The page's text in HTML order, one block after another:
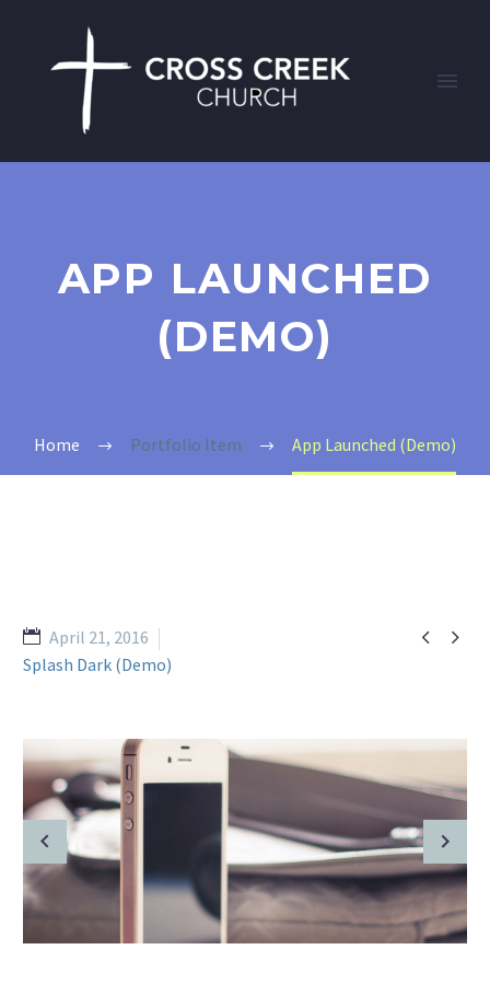
APP LAUNCHED
(DEMO)
Home Portfolio Item App Launched (Demo)
 
April 21, 2016
Splash Dark (Demo)